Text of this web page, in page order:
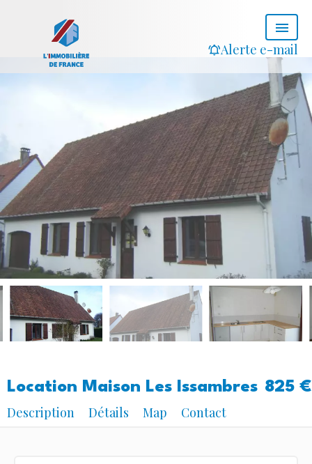
Alerte e-mail
Location Maison Les Issambres 825 €
Description
Détails Map Contact